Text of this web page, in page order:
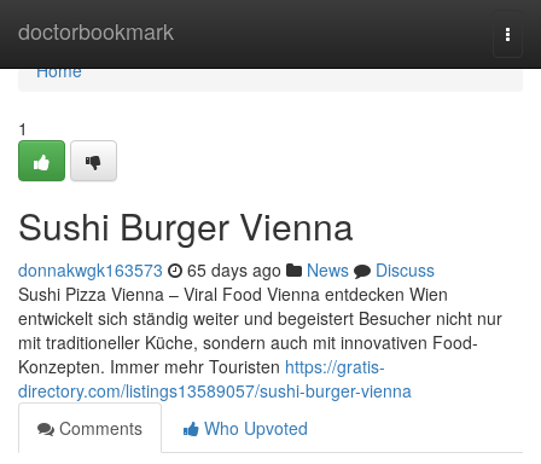
doctorbookmark
Home
Home
1
Sushi Burger Vienna
donnakwgk163573 65 days ago News
Discuss
Sushi Pizza Vienna – Viral Food Vienna entdecken Wien
entwickelt sich ständig weiter und begeistert Besucher nicht nur
mit traditioneller Küche, sondern auch mit innovativen Food-
Konzepten. Immer mehr Touristen https://gratis-
directory.com/listings13589057/sushi-burger-vienna
Comments
Who Upvoted